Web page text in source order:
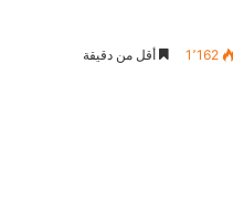
1٬162 أقل من دقيقة